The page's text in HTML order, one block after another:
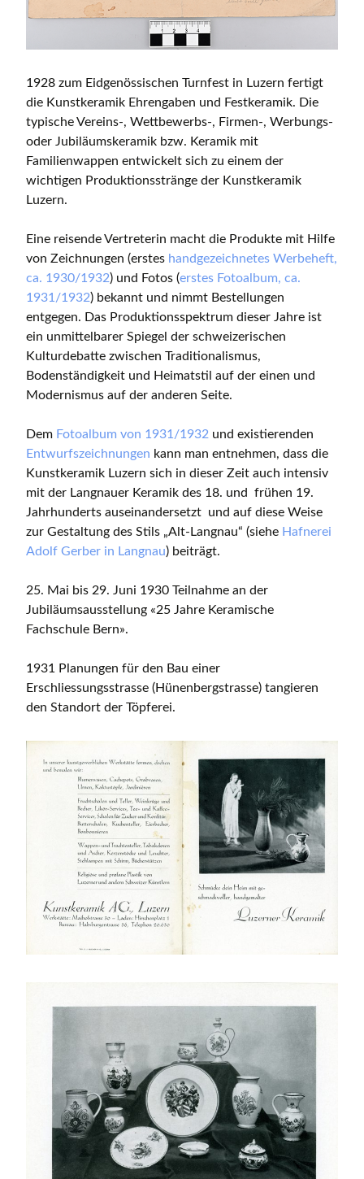
1928 zum Eidgenössischen Turnfest in Luzern fertigt
die Kunstkeramik Ehrengaben und Festkeramik. Die
typische Vereins-, Wettbewerbs-, Firmen-, Werbungs-
oder Jubiläumskeramik bzw. Keramik mit
Familienwappen entwickelt sich zu einem der
wichtigen Produktionsstränge der Kunstkeramik
Luzern.
Eine reisende Vertreterin macht die Produkte mit Hilfe
von Zeichnungen (erstes handgezeichnetes Werbeheft,
ca. 1930/1932) und Fotos (erstes Fotoalbum, ca.
1931/1932) bekannt und nimmt Bestellungen
entgegen. Das Produktionsspektrum dieser Jahre ist
ein unmittelbarer Spiegel der schweizerischen
Kulturdebatte zwischen Traditionalismus,
Bodenständigkeit und Heimatstil auf der einen und
Modernismus auf der anderen Seite.
Dem Fotoalbum von 1931/1932 und existierenden
Entwurfszeichnungen kann man entnehmen, dass die
Kunstkeramik Luzern sich in dieser Zeit auch intensiv
mit der Langnauer Keramik des 18. und frühen 19.
Jahrhunderts auseinandersetzt und auf diese Weise
zur Gestaltung des Stils „Alt-Langnau“ (siehe Hafnerei
Adolf Gerber in Langnau) beiträgt.
25. Mai bis 29. Juni 1930 Teilnahme an der
Jubiläumsausstellung «25 Jahre Keramische
Fachschule Bern».
1931 Planungen für den Bau einer
Erschliessungsstrasse (Hünenbergstrasse) tangieren
den Standort der Töpferei.